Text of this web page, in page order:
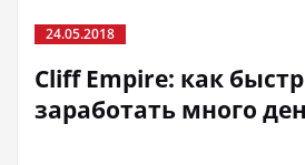
24.05.2018
Cliff Empire: как
заработать много